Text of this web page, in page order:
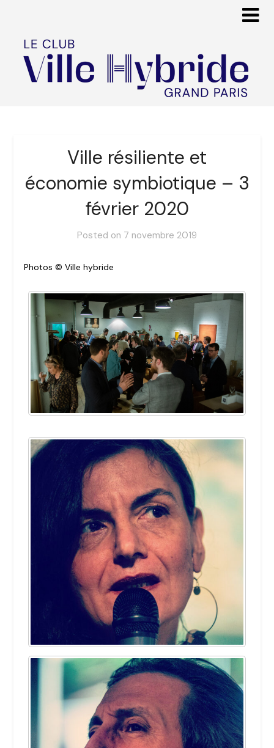
Ville résiliente et
économie symbiotique – 3
février 2020
Posted on 7 novembre 2019
Photos © Ville hybride